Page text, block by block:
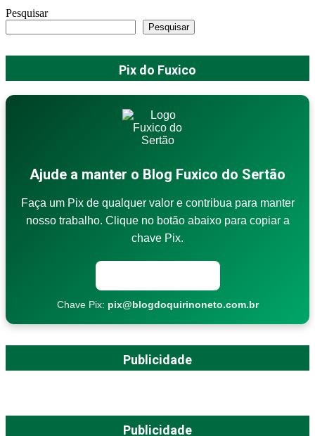
Pesquisar
Pesquisar
Pix do Fuxico
Ajude a manter o Blog Fuxico do Sertão
Faça um Pix de qualquer valor e contribua para manter
nosso trabalho. Clique no botão abaixo para copiar a
chave Pix.
Chave Pix: pix@blogdoquirinoneto.com.br
Publicidade
Publicidade